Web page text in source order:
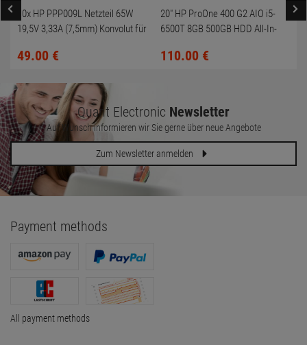
10x HP PPP009L Netzteil 65W
19,5V 3,33A (7,5mm) Konvolut für
49.00 €
20" HP ProOne 400 G2 AIO i5-
6500T 8GB 500GB HDD All-In-
110.00 €
Quant Electronic Newsletter
Auf Wunsch informieren wir Sie gerne über neue Angebote
Zum Newsletter anmelden
Payment methods
All payment methods